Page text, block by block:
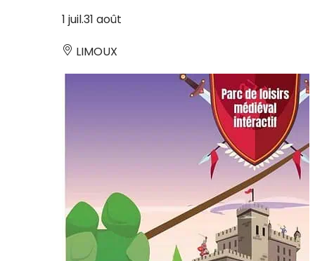
1 juil.31 août
LIMOUX